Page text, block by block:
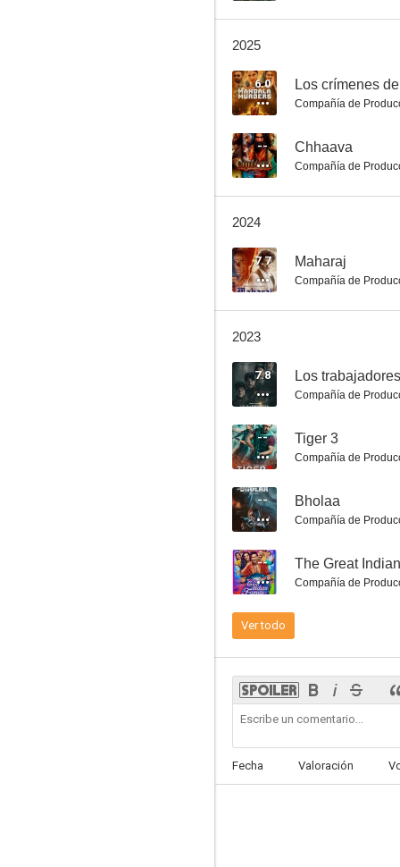
7.5
7.0
Pyaar Impossible!
2025
6.0 Los crímenes
Compañía de
-- Chhaava
Compañía de
2024
7.7 Maharaj
Compañía de
2023
7.8
Compañía de
-- Tiger 3
Compañía de
-- Bholaa
Compañía de
-- The Great
Compañía de
Ver todo
Fecha Valoración